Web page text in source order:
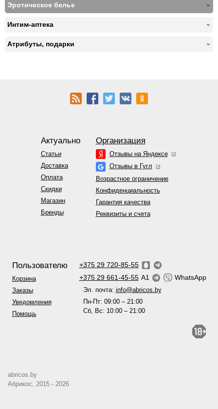
Эротическое белье
Интим-аптека
Атрибуты, подарки
Актуально
Статьи
Доставка
Оплата
Скидки
Магазин
Бренды
Организация
Отзывы на Яндексе
Отзывы в Гугл
Возрастное ограничение
Конфиденциальность
Гарантия качества
Реквизиты и счета
Пользователю
Корзина
Заказы
Уведомления
Помощь
+375 29 720-85-55
+375 29 661-45-55 A1 WhatsApp
Эл. почта: info@abricos.by
Пн-Пт: 09:00 – 21:00
Сб, Вс: 10:00 – 21:00
abricos.by
Абрикос, 2015 - 2026